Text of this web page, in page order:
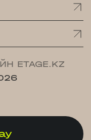
ETAGE.KZ